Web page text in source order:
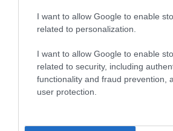
I want to allow Google to enable
related to personalization.
I want to allow Google to enable
related to security, including
functionality and fraud prevention,
user protection.